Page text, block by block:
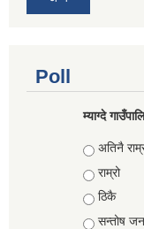
Poll
म्याग्दे
Choices
अतिनै
राम्रो
ठिकै
सन्तोष